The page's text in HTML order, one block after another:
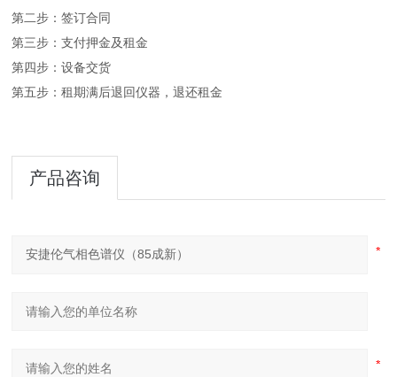
第二步：签订合同
第三步：支付押金及租金
第四步：设备交货
第五步：租期满后退回仪器，退还租金
产品咨询